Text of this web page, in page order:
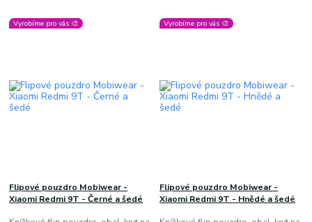
Vyrobíme pro vás 🎨
Flipové pouzdro Mobiwear -
Xiaomi Redmi 9T - Černé a šedé
Vyrobíme pro vás 🎨
Flipové pouzdro Mobiwear -
Xiaomi Redmi 9T - Hnědé a šedé